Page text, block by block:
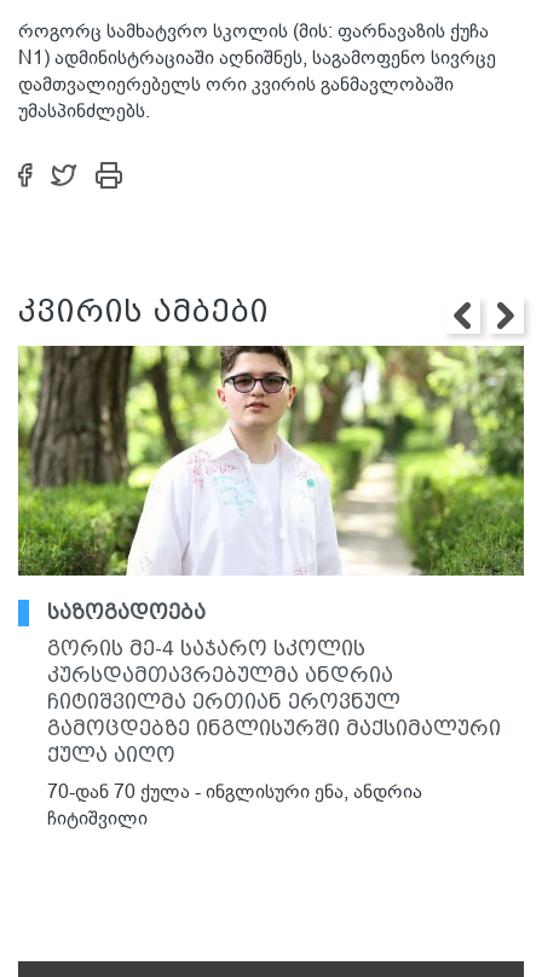
როგორც სამხატვრო სკოლის (მის: ფარნავაზის ქუჩა
N1) ადმინისტრაციაში აღნიშნეს, საგამოფენო სივრცე
დამთვალიერებელს ორი კვირის განმავლობაში
უმასპინძლებს.
კვირის ამბები
საზოგადოება
გორის მე-4 საჯარო სკოლის
კურსდამთავრებულმა ანდრია
ჩიტიშვილმა ერთიან ეროვნულ
გამოცდებზე ინგლისურში მაქსიმალური
ქულა აიღო
70-დან 70 ქულა - ინგლისური ენა, ანდრია
ჩიტიშვილი